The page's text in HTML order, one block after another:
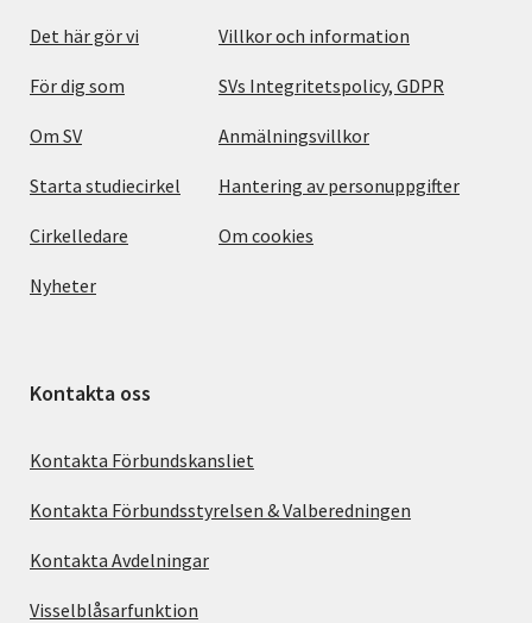
Det här gör vi
För dig som
Om SV
Starta studiecirkel
Cirkelledare
Nyheter
Villkor och information
SVs Integritetspolicy, GDPR
Anmälningsvillkor
Hantering av personuppgifter
Om cookies
Kontakta oss
Kontakta Förbundskansliet
Kontakta Förbundsstyrelsen & Valberedningen
Kontakta Avdelningar
Visselblåsarfunktion